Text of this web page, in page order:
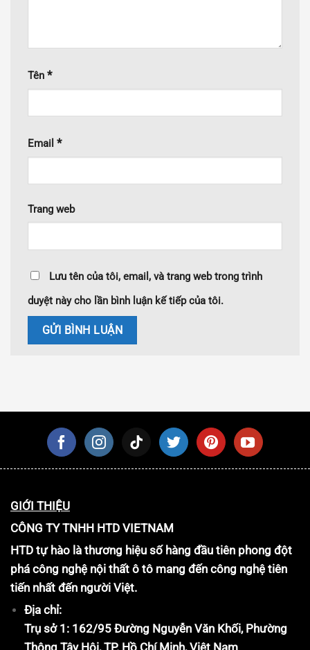
Tên *
Email *
Trang web
Lưu tên của tôi, email, và trang web trong trình
duyệt này cho lần bình luận kế tiếp của tôi.
GIỚI THIỆU
CÔNG TY TNHH HTD VIETNAM
HTD tự hào là thương hiệu số hàng đầu tiên phong đột
phá công nghệ nội thất ô tô mang đến công nghệ tiên
tiến nhất đến người Việt.
Địa chỉ:
Trụ sở 1: 162/95 Đường Nguyễn Văn Khối, Phường
Thông Tây Hội, TP. Hồ Chí Minh, Việt Nam